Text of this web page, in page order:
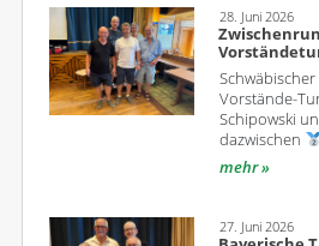
28. Juni 2026
Vorstände-
Schipowski
dazwischen
mehr
27. Juni 2026